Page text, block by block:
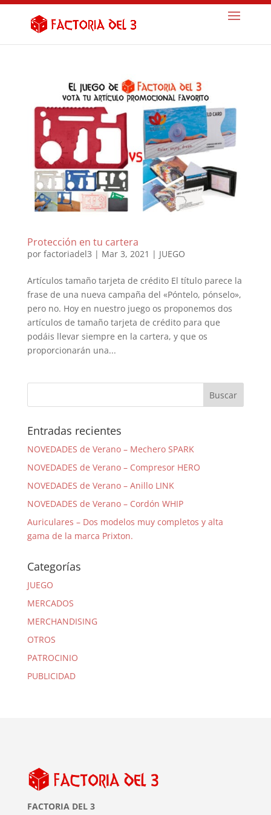
Protección en tu cartera
por factoriadel3 | Mar 3, 2021 | JUEGO
Artículos tamaño tarjeta de crédito El título parece la
frase de una nueva campaña del «Póntelo, pónselo»,
pero no. Hoy en nuestro juego os proponemos dos
artículos de tamaño tarjeta de crédito para que
podáis llevar siempre en la cartera, y que os
proporcionarán una...
Entradas recientes
NOVEDADES de Verano – Mechero SPARK
NOVEDADES de Verano – Compresor HERO
NOVEDADES de Verano – Anillo LINK
NOVEDADES de Verano – Cordón WHIP
Auriculares – Dos modelos muy completos y alta
gama de la marca Prixton.
Categorías
JUEGO
MERCADOS
MERCHANDISING
OTROS
PATROCINIO
PUBLICIDAD
FACTORIA DEL 3